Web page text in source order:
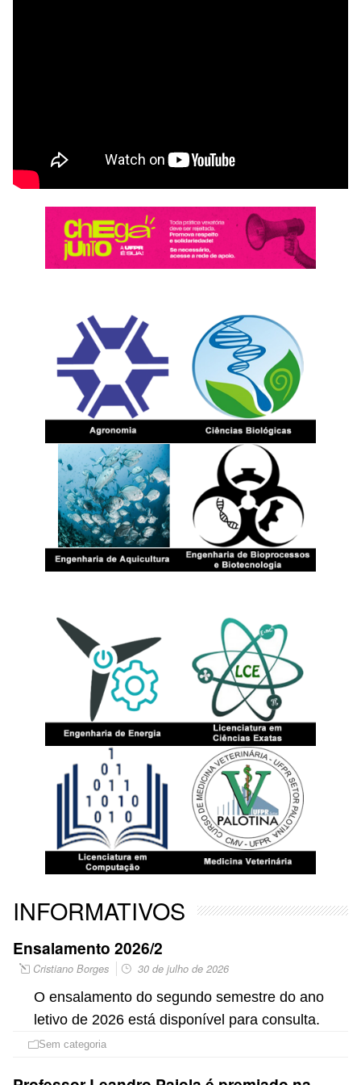
INFORMATIVOS
Ensalamento 2026/2
Cristiano Borges 30 de julho de 2026
O ensalamento do segundo semestre do ano
letivo de 2026 está disponível para consulta.
Sem categoria